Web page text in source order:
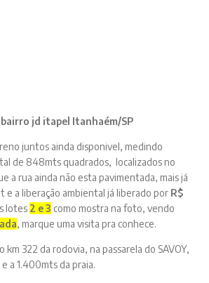
jd itapel Itanhaém/SP
juntos ainda disponivel, medindo
de 848mts quadrados, localizados no
a rua ainda não esta pavimentada, mais já
e a liberação ambiental já liberado por R$
lotes 2 e 3 como mostra na foto, vendo
, marque uma visita pra conhece.
km 322 da rodovia, na passarela do SAVOY,
a 1.400mts da praia.